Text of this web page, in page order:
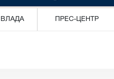
ПРЕС-ЦЕНТР